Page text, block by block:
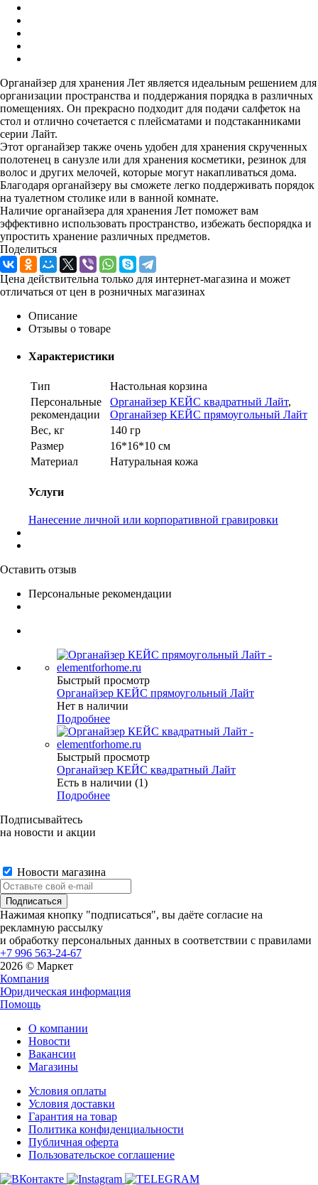
Органайзер для хранения Лет является идеальным решением для
организации пространства и поддержания порядка в различных
помещениях. Он прекрасно подходит для подачи салфеток на
стол и отлично сочетается с плейсматами и подстаканниками
серии Лайт.
Этот органайзер также очень удобен для хранения скрученных
полотенец в санузле или для хранения косметики, резинок для
волос и других мелочей, которые могут накапливаться дома.
Благодаря органайзеру вы сможете легко поддерживать порядок
на туалетном столике или в ванной комнате.
Наличие органайзера для хранения Лет поможет вам
эффективно использовать пространство, избежать беспорядка и
упростить хранение различных предметов.
Поделиться
Цена действительна только для интернет-магазина и может
отличаться от цен в розничных магазинах
Описание
Отзывы о товаре
Характеристики
Тип
Настольная корзина
Персональные
рекомендации
Органайзер КЕЙС квадратный Лайт,
Органайзер КЕЙС прямоугольный Лайт
Вес, кг
140 гр
Размер
16*16*10 см
Материал
Натуральная кожа
Услуги
Нанесение личной или корпоративной гравировки
Оставить отзыв
Персональные рекомендации
Быстрый просмотр
Органайзер КЕЙС прямоугольный Лайт
Нет в наличии
Подробнее
Быстрый просмотр
Органайзер КЕЙС квадратный Лайт
Есть в наличии (1)
Подробнее
Подписывайтесь
на новости и акции
Новости магазина
Нажимая кнопку "подписаться", вы даёте согласие на
рекламную рассылку
и обработку персональных данных в соответствии с правилами
+7 996 563-24-67
2026 © Маркет
Компания
Юридическая информация
Помощь
О компании
Новости
Вакансии
Магазины
Условия оплаты
Условия доставки
Гарантия на товар
Политика конфиденциальности
Публичная оферта
Пользовательское соглашение